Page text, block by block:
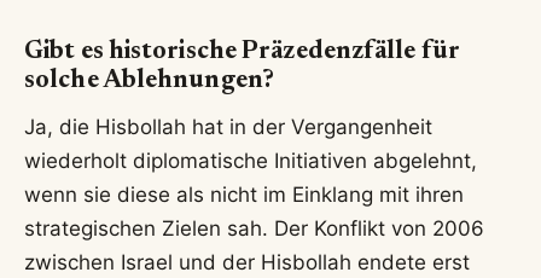
Gibt es historische Präzedenzfälle für
solche Ablehnungen?
Ja, die Hisbollah hat in der Vergangenheit
wiederholt diplomatische Initiativen abgelehnt,
wenn sie diese als nicht im Einklang mit ihren
strategischen Zielen sah. Der Konflikt von 2006
zwischen Israel und der Hisbollah endete erst